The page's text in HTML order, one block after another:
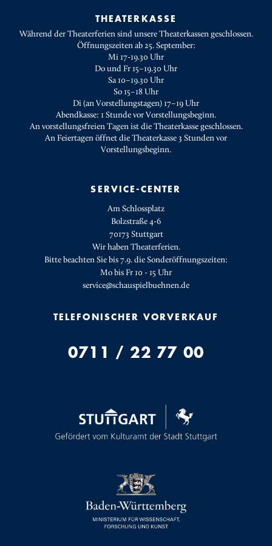
THEATERKASSE
Während der Theaterferien sind unsere Theaterkassen geschlossen.
Öffnungszeiten ab 25. September:
Mi 17-19.30 Uhr
Do und Fr 15–19.30 Uhr
Sa 10–19.30 Uhr
So 15–18 Uhr
Di (an Vorstellungstagen) 17–19 Uhr
Abendkasse: 1 Stunde vor Vorstellungsbeginn.
An vorstellungsfreien Tagen ist die Theaterkasse geschlossen.
An Feiertagen öffnet die Theaterkasse 3 Stunden vor
Vorstellungsbeginn.
SERVICE-CENTER
Am Schlossplatz
Bolzstraße 4-6
70173 Stuttgart
Wir haben Theaterferien.
Bitte beachten Sie bis 7.9. die Sonderöffnungszeiten:
Mo bis Fr 10 - 15 Uhr
service@schauspielbuehnen.de
TELEFONISCHER VORVERKAUF
0711 / 22 77 00